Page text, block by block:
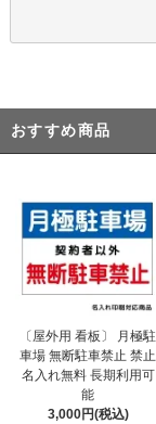
おすすめ商品
〔屋外用 看板〕 月極駐
車場 無断駐車禁止 禁止
名入れ無料 長期利用可
能
3,000円(税込)